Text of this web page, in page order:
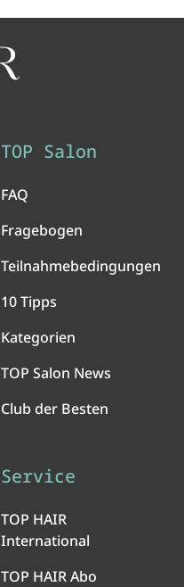
TOP Salon
FAQ
Fragebogen
Teilnahmebedingungen
10 Tipps
Kategorien
TOP Salon News
Club der Besten
Service
TOP HAIR
International
TOP HAIR Abo